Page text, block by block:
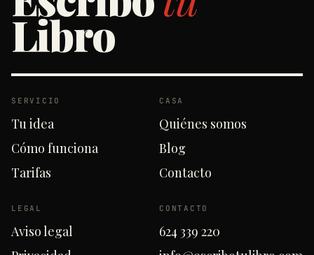
Libro
SERVICIO
Tu idea
Cómo funciona
Tarifas
CASA
Quiénes somos
Blog
Contacto
LEGAL
Aviso legal
CONTACTO
624 339 220